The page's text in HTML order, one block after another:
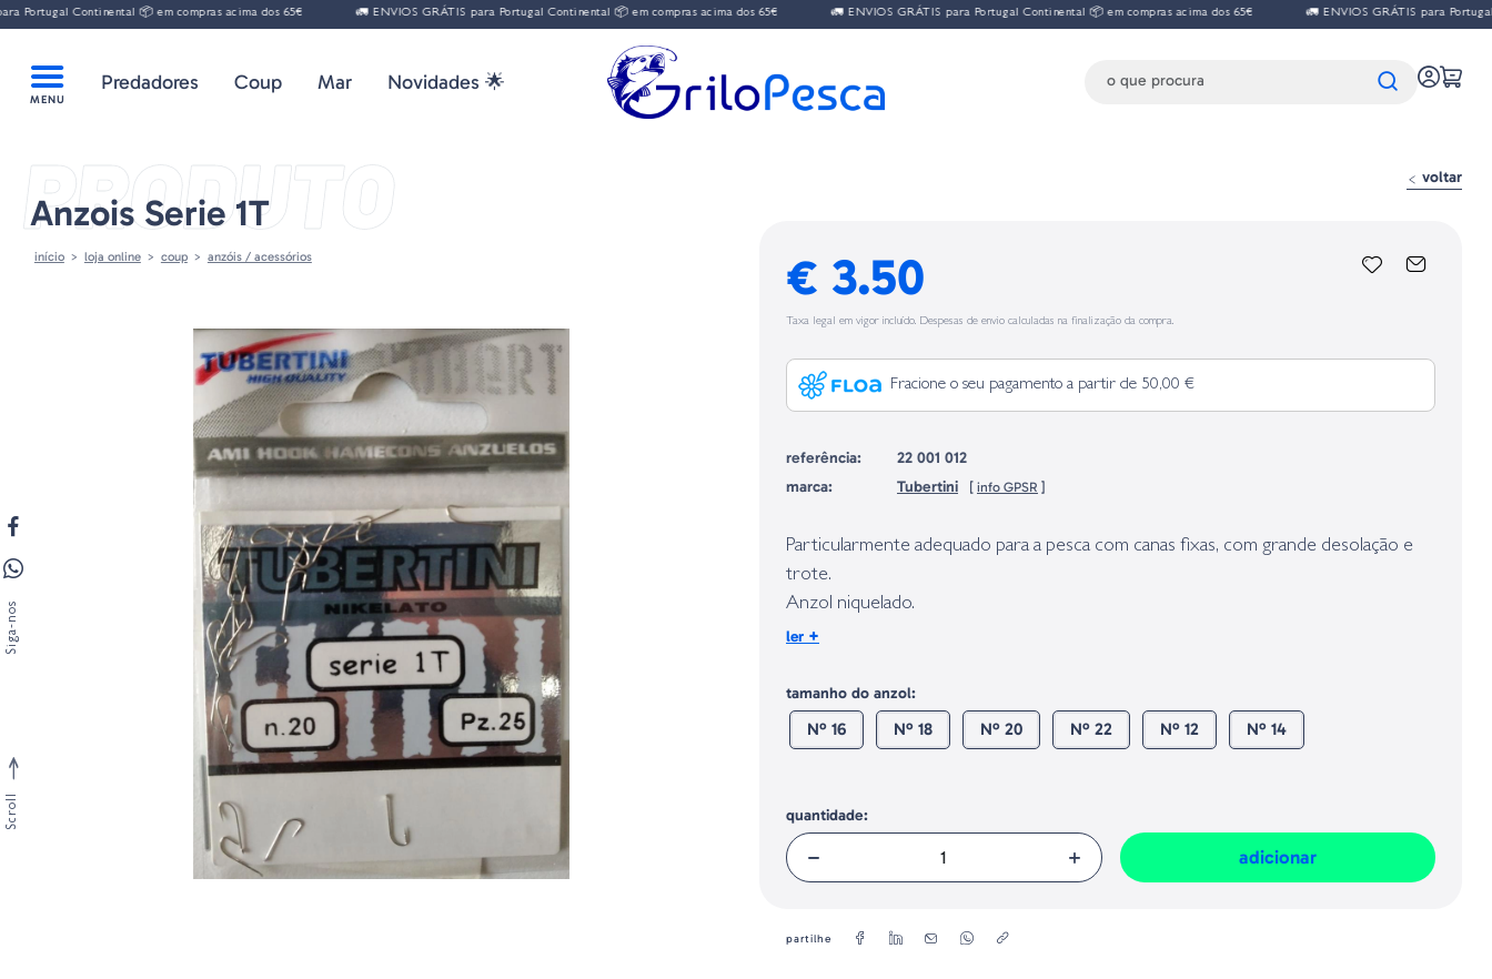
Portugal Continental 📦 em compras acima dos 65€ 🚛 ENVIOS GRÁTIS para Portugal Continental 📦 em compras acima dos 65€ 🚛 ENVIOS GRÁTIS para Portugal Continental 📦 em compras acima dos 65€ 🚛 ENVIOS GRÁTIS para Portugal
Predadores Coup Mar Novidades 🌟
PRODUTO
Anzois Serie 1T
início loja online coup anzóis / acessórios
voltar
€ 3.50
Taxa legal em vigor incluído. Despesas de envio calculadas na finalização da compra.
Fracione o seu pagamento a partir de 50,00 €
referência:
22 001 012
marca:
Tubertini [ info GPSR ]
Particularmente adequado para a pesca com canas fixas, com grande desolação e
trote.
Anzol niquelado.
ler +
tamanho do anzol:
Nº 16 Nº 18 Nº 20 Nº 22 Nº 12 Nº 14
quantidade:
adicionar
partilhe
Siga-nos
Scroll